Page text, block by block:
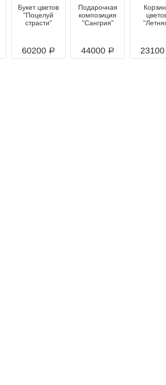
Букет цветов
"Поцелуй
страсти"
60200 a
Подарочная
композиция
"Сангрия"
44000 a 23100